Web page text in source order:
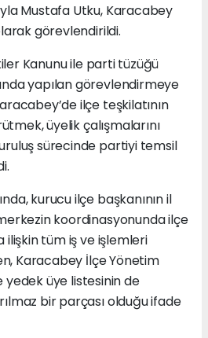
Mustafa Utku, Karacabey
görevlendirildi.
Kanunu ile parti tüzüğü
yapılan görevlendirmeye
ilçe teşkilatının
üyelik çalışmalarını
sürecinde partiyi temsil
kurucu ilçe başkanının il
koordinasyonunda ilçe
ilişkin tüm iş ve işlemleri
Karacabey İlçe Yönetim
yedek üye listesinin de
bir parçası olduğu ifade